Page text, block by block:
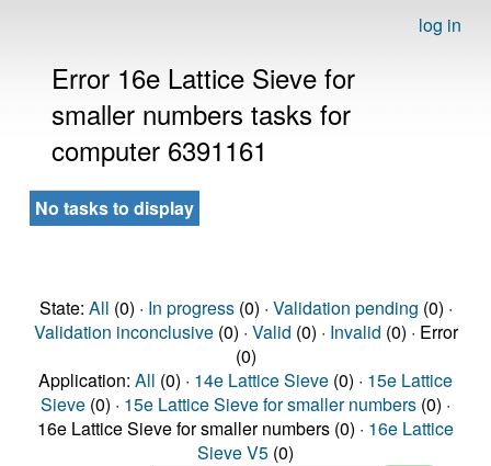
log in
Error 16e Lattice Sieve for
smaller numbers tasks for
computer 6391161
No tasks to display
State: All (0) · In progress(0) · Validation pending (0) ·
Validation inconclusive(0) · Valid (0) · Invalid (0) · Error
(0)
Application: All (0) · 14e Lattice Sieve (0) · 15e Lattice
Sieve (0) · 15e Lattice Sieve for smaller numbers (0) ·
16e Lattice Sieve for smaller numbers (0) · 16e Lattice
Sieve V5 (0)